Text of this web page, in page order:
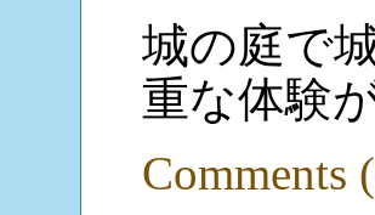
城の庭で
重な体験
Comments